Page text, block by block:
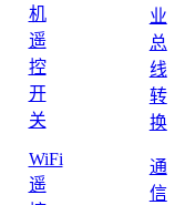
机
遥
控
开
关
WiFi
遥
业
总
线
转
换
通
信